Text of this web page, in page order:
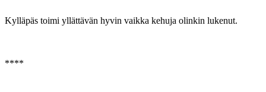
Kylläpäs toimi yllättävän hyvin vaikka kehuja olinkin lukenut.
****